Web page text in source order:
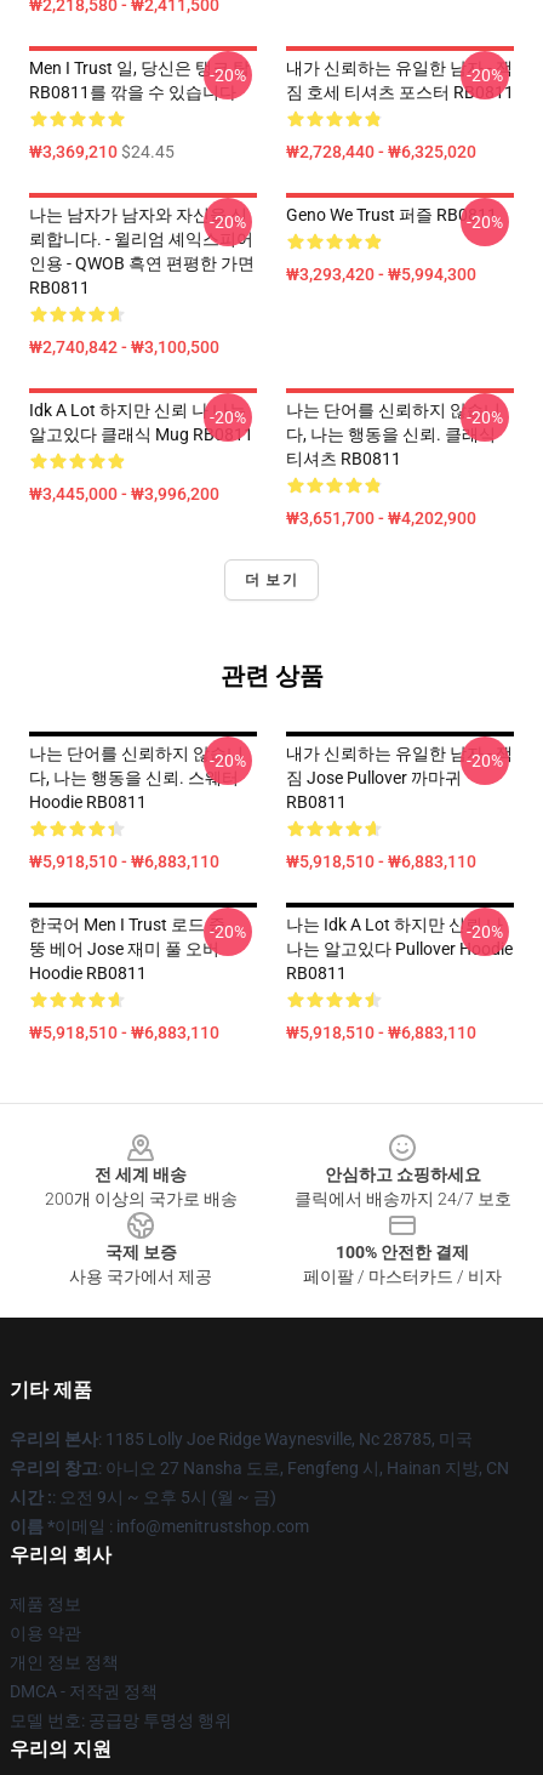
₩2,218,580 - ₩2,411,500
Men I Trust 일, 당신은 탱크 탑
RB0811를 깎을 수 있습니다
₩3,369,210$24.45
-20%
내가 신뢰하는 유일한 남자 - 잭
짐 호세 티셔츠 포스터 RB0811
₩2,728,440 - ₩6,325,020
-20%
나는 남자가 남자와 자신을 신
뢰합니다. - 윌리엄 셰익스피어
인용 - QWOB 흑연 편평한 가면
RB0811
₩2,740,842 - ₩3,100,500
-20% Geno We Trust 퍼즐 RB0811
₩3,293,420 - ₩5,994,300
-20%
Idk A Lot 하지만 신뢰 나 나는
알고있다 클래식 Mug RB0811
₩3,445,000 - ₩3,996,200
-20%
나는 단어를 신뢰하지 않습니
다, 나는 행동을 신뢰. 클래식
티셔츠 RB0811
₩3,651,700 - ₩4,202,900
-20%
더 보기
관련 상품
나는 단어를 신뢰하지 않습니
다, 나는 행동을 신뢰. 스웨터
Hoodie RB0811
₩5,918,510 - ₩6,883,110
-20%
내가 신뢰하는 유일한 남자 - 잭
짐 Jose Pullover 까마귀
RB0811
₩5,918,510 - ₩6,883,110
-20%
한국어 Men I Trust 로드 중 ...
뚱 베어 Jose 재미 풀 오버
Hoodie RB0811
₩5,918,510 - ₩6,883,110
-20%
나는 Idk A Lot 하지만 신뢰 나
나는 알고있다 Pullover Hoodie
RB0811
₩5,918,510 - ₩6,883,110
-20%
전 세계 배송
200개 이상의 국가로 배송
안심하고 쇼핑하세요
클릭에서 배송까지 24/7 보호
국제 보증
사용 국가에서 제공
100% 안전한 결제
페이팔 / 마스터카드 / 비자
기타 제품
우리의 본사: 1185 Lolly Joe Ridge Waynesville, Nc 28785, 미국
우리의 창고: 아니오 27 Nansha 도로, Fengfeng 시, Hainan 지방, CN
시간 :: 오전 9시 ~ 오후 5시 (월 ~ 금)
이름 *이메일 : info@menitrustshop.com
우리의 회사
제품 정보
이용 약관
개인 정보 정책
DMCA - 저작권 정책
모델 번호: 공급망 투명성 행위
우리의 지원